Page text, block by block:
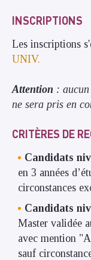
INSCRIPTIONS
Les inscriptions
UNIV.
Attention :
ne sera pris en
CRITÈRES DE
Candidats
en 3 années
circonstances
Candidats
Master validée
avec mention
sauf